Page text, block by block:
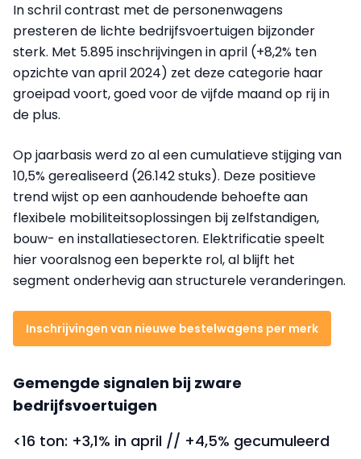
In schril contrast met de personenwagens
presteren de lichte bedrijfsvoertuigen bijzonder
sterk. Met 5.895 inschrijvingen in april (+8,2% ten
opzichte van april 2024) zet deze categorie haar
groeipad voort, goed voor de vijfde maand op rij in
de plus.
Op jaarbasis werd zo al een cumulatieve stijging van
10,5% gerealiseerd (26.142 stuks). Deze positieve
trend wijst op een aanhoudende behoefte aan
flexibele mobiliteitsoplossingen bij zelfstandigen,
bouw- en installatiesectoren. Elektrificatie speelt
hier vooralsnog een beperkte rol, al blijft het
segment onderhevig aan structurele veranderingen.
Inschrijvingen van nieuwe bestelwagens per merk
Gemengde signalen bij zware
bedrijfsvoertuigen
<16 ton: +3,1% in april // +4,5% gecumuleerd